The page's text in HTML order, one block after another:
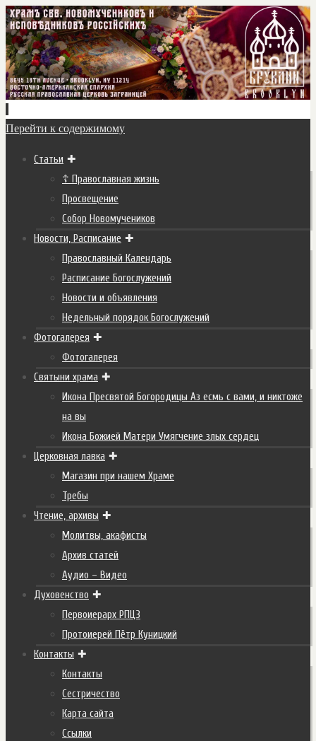
Перейти к содержимому
Статьи
☦ Православная жизнь
Просвещение
Собор Новомучеников
Новости, Расписание
Православный Календарь
Расписание Богослужений
Новости и объявления
Недельный порядок Богослужений
Фотогалерея
Фотогалерея
Святыни храма
Икона Пресвятой Богородицы Аз есмь с вами, и никтоже
на вы
Икона Божией Матери Умягчение злых сердец
Церковная лавка
Магазин при нашем Храме
Требы
Чтение, архивы
Молитвы, акафисты
Архив статей
Аудио – Видео
Духовенство
Первоиерарх РПЦЗ
Протоиерей Пётр Куницкий
Контакты
Контакты
Сестричество
Карта сайта
Ссылки